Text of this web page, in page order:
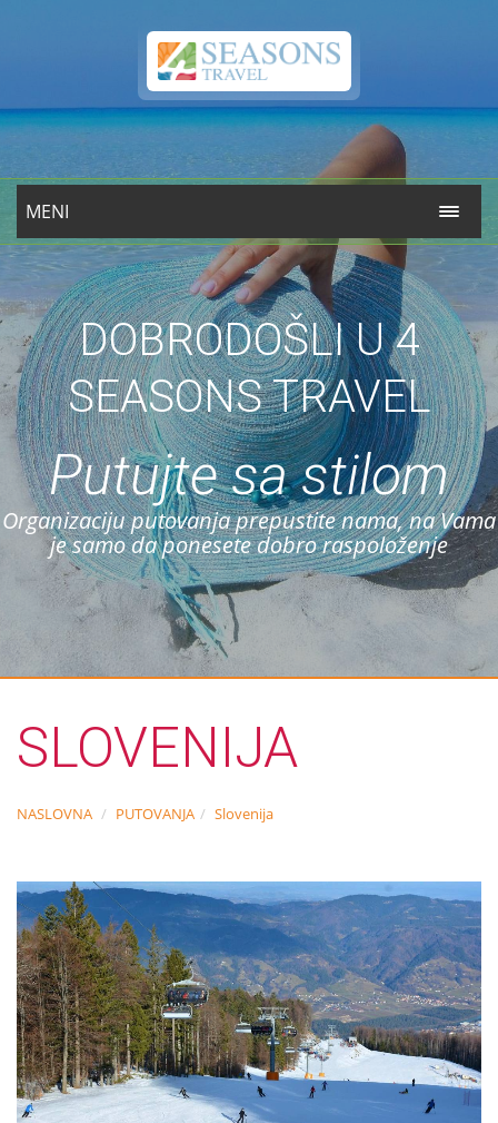
MENI
DOBRODOŠLI U 4
SEASONS TRAVEL
Putujte sa stilom
Organizaciju putovanja prepustite nama, na Vama
je samo da ponesete dobro raspoloženje
SLOVENIJA
NASLOVNA PUTOVANJA Slovenija